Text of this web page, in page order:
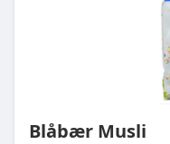
Blåbær Musli